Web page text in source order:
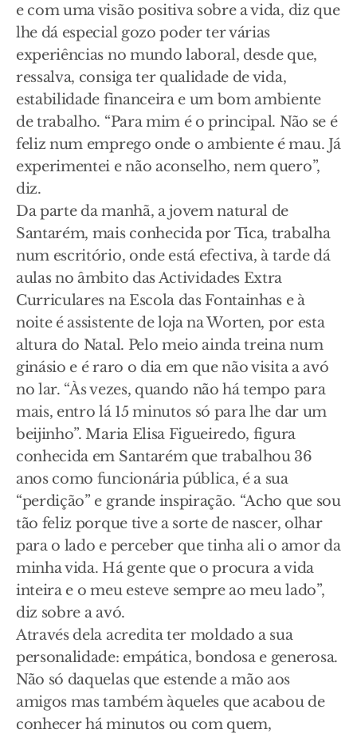
e com uma visão positiva sobre a vida, diz que
lhe dá especial gozo poder ter várias
experiências no mundo laboral, desde que,
ressalva, consiga ter qualidade de vida,
estabilidade financeira e um bom ambiente
de trabalho. “Para mim é o principal. Não se é
feliz num emprego onde o ambiente é mau. Já
experimentei e não aconselho, nem quero”,
diz.
Da parte da manhã, a jovem natural de
Santarém, mais conhecida por Tica, trabalha
num escritório, onde está efectiva, à tarde dá
aulas no âmbito das Actividades Extra
Curriculares na Escola das Fontainhas e à
noite é assistente de loja na Worten, por esta
altura do Natal. Pelo meio ainda treina num
ginásio e é raro o dia em que não visita a avó
no lar. “Às vezes, quando não há tempo para
mais, entro lá 15 minutos só para lhe dar um
beijinho”. Maria Elisa Figueiredo, figura
conhecida em Santarém que trabalhou 36
anos como funcionária pública, é a sua
“perdição” e grande inspiração. “Acho que sou
tão feliz porque tive a sorte de nascer, olhar
para o lado e perceber que tinha ali o amor da
minha vida. Há gente que o procura a vida
inteira e o meu esteve sempre ao meu lado”,
diz sobre a avó.
Através dela acredita ter moldado a sua
personalidade: empática, bondosa e generosa.
Não só daquelas que estende a mão aos
amigos mas também àqueles que acabou de
conhecer há minutos ou com quem,